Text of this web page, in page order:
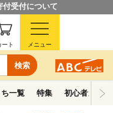
受付について
検索
ート メニュー
ち一覧 特集 初心者ガイド